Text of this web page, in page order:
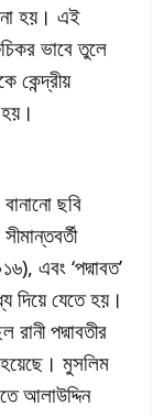
হয়। এই
ভাবে তুলে
কেন্দ্রীয়
ছবি
এবং ‘পদ্মাবত’
দিয়ে যেতে হয়।
পদ্মাবতীর
হয়েছে। মুসলিম
আলাউদ্দিন